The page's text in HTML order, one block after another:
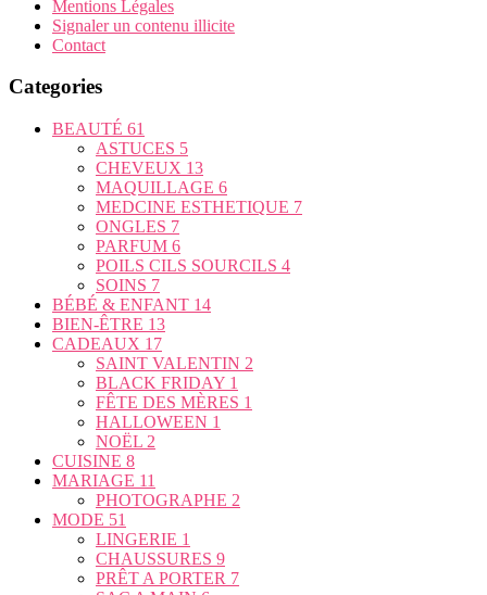
Mentions Légales
Signaler un contenu illicite
Contact
Categories
BEAUTÉ 61
ASTUCES 5
CHEVEUX 13
MAQUILLAGE 6
MEDCINE ESTHETIQUE 7
ONGLES 7
PARFUM 6
POILS CILS SOURCILS 4
SOINS 7
BÉBÉ & ENFANT 14
BIEN-ÊTRE 13
CADEAUX 17
SAINT VALENTIN 2
BLACK FRIDAY 1
FÊTE DES MÈRES 1
HALLOWEEN 1
NOËL 2
CUISINE 8
MARIAGE 11
PHOTOGRAPHE 2
MODE 51
LINGERIE 1
CHAUSSURES 9
PRÊT A PORTER 7